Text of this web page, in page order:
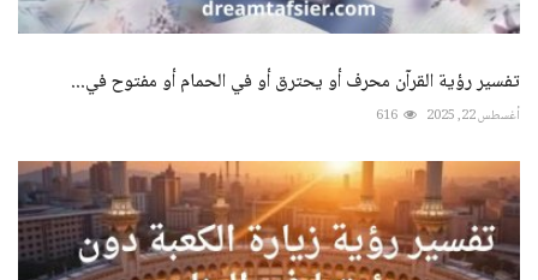
تفسير رؤية القرآن محرف أو يحترق أو في الحمام أو مفتوح في...
أغسطس 22, 2025 616